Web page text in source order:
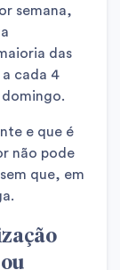
semana,
das
cada 4
e que é
não pode
que, em